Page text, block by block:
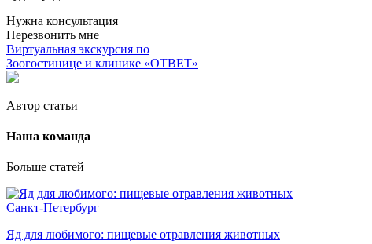
Нужна консультация
Перезвонить мне
Виртуальная экскурсия по
Зоогостинице и клинике «ОТВЕТ»
Автор статьи
Наша команда
Больше статей
Санкт-Петербург
Яд для любимого: пищевые отравления животных